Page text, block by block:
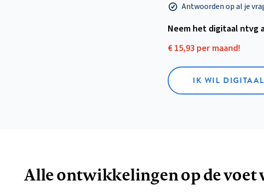
Antwoorden op al je
Neem het digitaal ntvg
€ 15,93 per maand!
IK WIL DIGITAAL
Alle ontwikkelingen op de voet